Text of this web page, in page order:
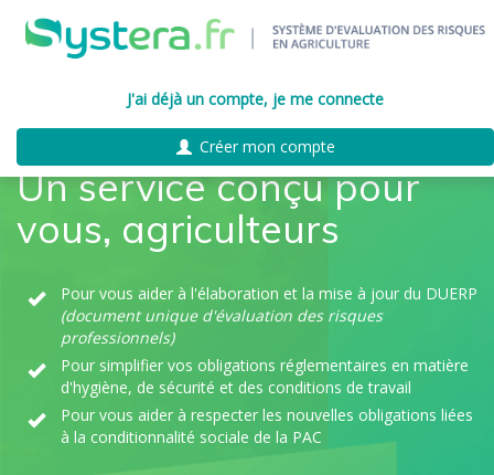
J'ai déjà un compte, je me connecte
Créer mon compte
Un service conçu pour
vous, agriculteurs
Pour vous aider à l'élaboration et la mise à jour du DUERP
(document unique d'évaluation des risques
professionnels)
Pour simplifier vos obligations réglementaires en matière
d'hygiène, de sécurité et des conditions de travail
Pour vous aider à respecter les nouvelles obligations liées
à la conditionnalité sociale de la PAC